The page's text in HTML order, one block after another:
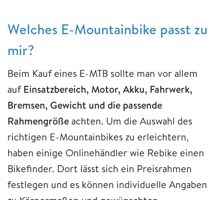
Welches E-Mountainbike passt zu
mir?
Beim Kauf eines E-MTB sollte man vor allem
aufEinsatzbereich, Motor, Akku, Fahrwerk,
Bremsen, Gewicht und die passende
Rahmengröße achten. Um die Auswahl des
richtigen E-Mountainbikes zu erleichtern,
haben einige Onlinehändler wie Rebike einen
Bikefinder. Dort lässt sich ein Preisrahmen
festlegen und es können individuelle Angaben